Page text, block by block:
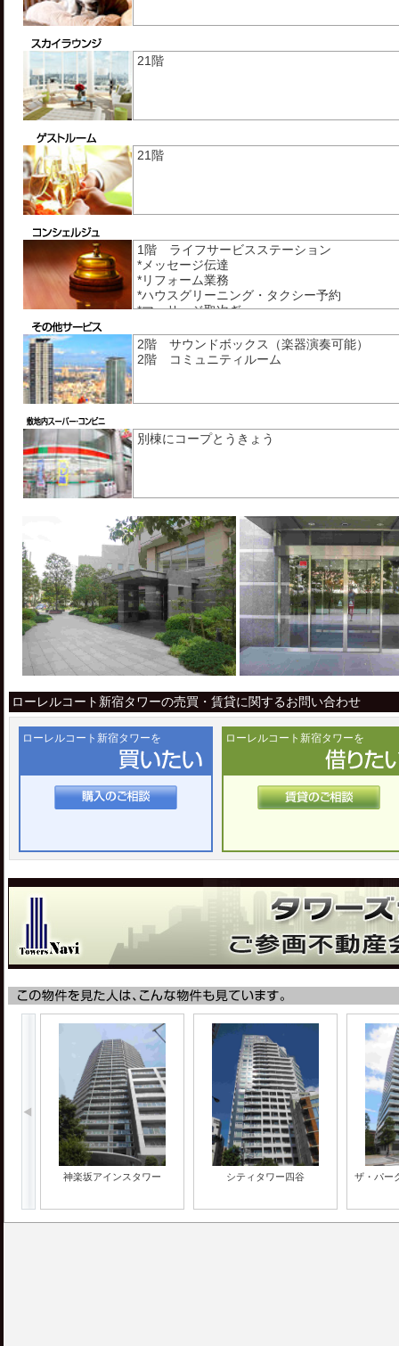
21階
21階
1階 ライフサービスステーション
*メッセージ伝達
*リフォーム業務
*ハウスグリーニング・タクシー予約
*マッサージ取次ぎ
等
2階 サウンドボックス（楽器演奏可能）
2階 コミュニティルーム
別棟にコープとうきょう
ローレルコート新宿タワーの売買・賃貸に関するお問い合わせ
ローレルコート新宿タワーを ローレルコート新宿タワーを
神楽坂アインスタワー シティタワー四谷 ザ・パー